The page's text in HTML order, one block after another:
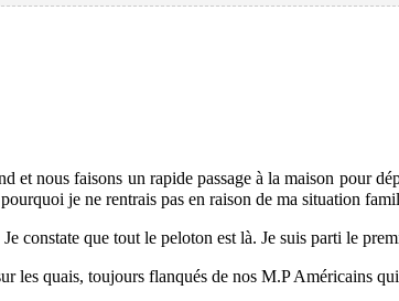
et nous faisons un rapide passage à la maison pour
je ne rentrais pas en raison de ma situation
constate que tout le peloton est là. Je suis parti le
les quais, toujours flanqués de nos M.P Américains